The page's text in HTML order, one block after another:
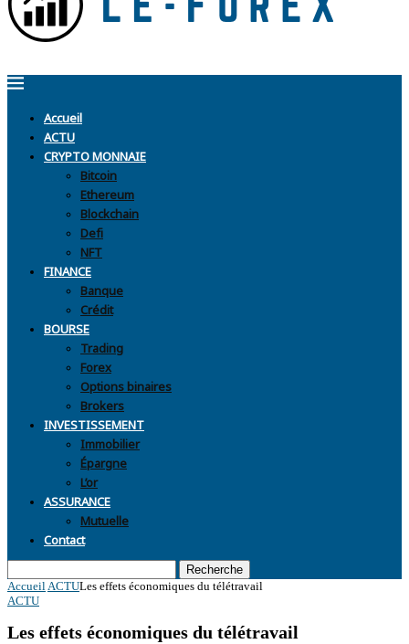
Accueil
ACTU
CRYPTO MONNAIE
Bitcoin
Ethereum
Blockchain
Defi
NFT
FINANCE
Banque
Crédit
BOURSE
Trading
Forex
Options binaires
Brokers
INVESTISSEMENT
Immobilier
Épargne
L’or
ASSURANCE
Mutuelle
Contact
Recherche
AccueilACTULes effets économiques du télétravail
ACTU
Les effets économiques du télétravail